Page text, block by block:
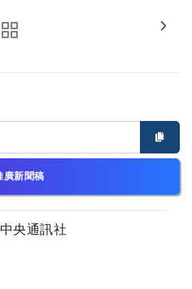
廣新聞稿
央通訊社